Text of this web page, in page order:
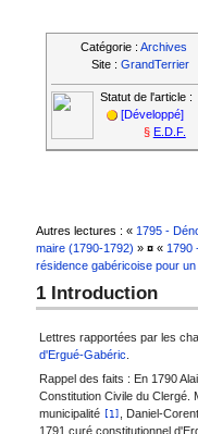
Catégorie : Archives
Site : GrandTerrier
Statut de l'article :
[Développé]
§ E.D.F.
Autres lectures : « 1795 -
maire (1790-1792) » ¤ « 1790
résidence gabéricoise pour
1 Introduction
Lettres rapportées par les
d'Ergué-Gabéric
Rappel des faits : En 1790
Constitution Civile du Clergé.
municipalité
[1]
, Daniel-
1791 curé constitutionnel